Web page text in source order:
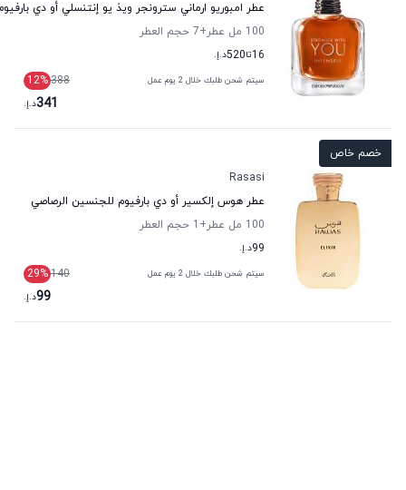
عطر امبوريو ارماني سترونجر ويذ يو إنتنسلي أو دي
100 مل عطر
+7
حجم العطر
16تا520د.إ.
سيتم شحن طلبك خلال 2 يوم عمل 388
12%
341د.إ.
خصم خاص
Rasasi
عطر هوس إلكسير أو دي بارفيوم للجنسين الرصاصي
100 مل عطر
+1
حجم العطر
99د.إ.
سيتم شحن طلبك خلال 2 يوم عمل 140
29%
99د.إ.